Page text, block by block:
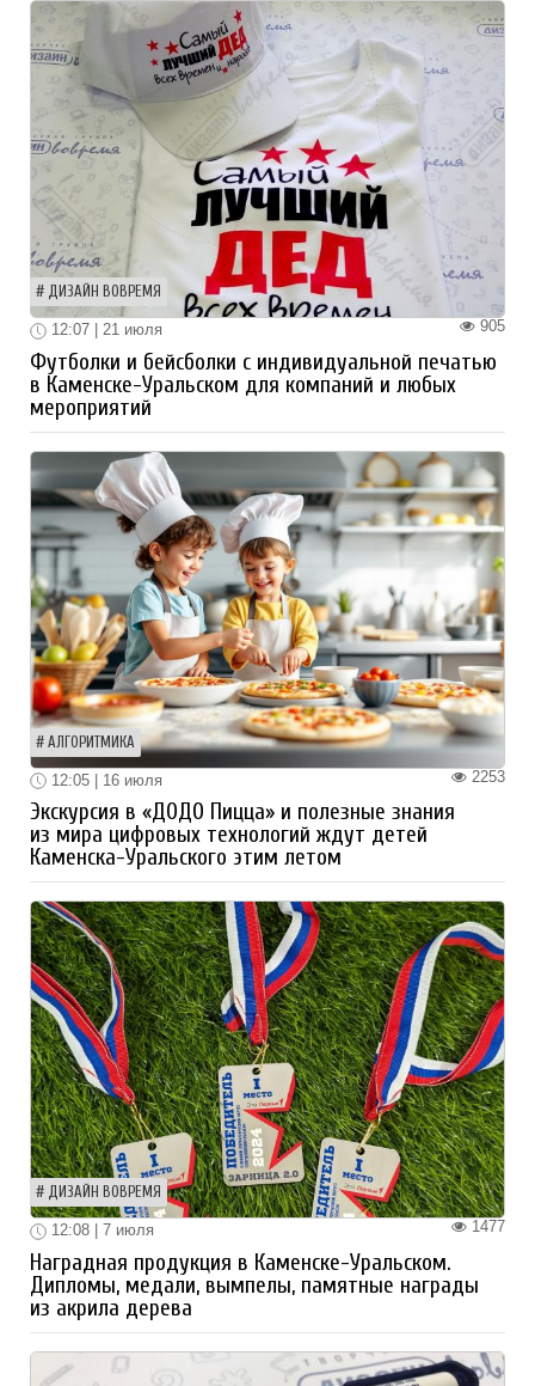
ДИЗАЙН ВОВРЕМЯ
905
12:07 | 21 июля
Футболки и бейсболки с индивидуальной печатью
в Каменске-Уральском для компаний и любых
мероприятий
АЛГОРИТМИКА
2253
12:05 | 16 июля
Экскурсия в «ДОДО Пицца» и полезные знания
из мира цифровых технологий ждут детей
Каменска-Уральского этим летом
ДИЗАЙН ВОВРЕМЯ
1477
12:08 | 7 июля
Наградная продукция в Каменске-Уральском.
Дипломы, медали, вымпелы, памятные награды
из акрила дерева